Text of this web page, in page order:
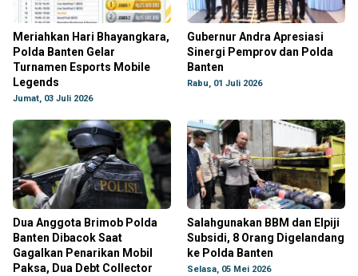
Meriahkan Hari Bhayangkara,
Polda Banten Gelar
Turnamen Esports Mobile
Legends
Jumat, 03 Juli 2026
Gubernur Andra Apresiasi
Sinergi Pemprov dan Polda
Banten
Rabu, 01 Juli 2026
Dua Anggota Brimob Polda
Banten Dibacok Saat
Gagalkan Penarikan Mobil
Paksa, Dua Debt Collector
Salahgunakan BBM dan Elpiji
Subsidi, 8 Orang Digelandang
ke Polda Banten
Selasa, 05 Mei 2026